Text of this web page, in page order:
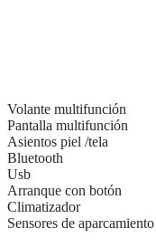
Volante multifunción
Pantalla multifunción
Asientos piel /tela
Bluetooth
Usb
Arranque con botón
Climatizador
Sensores de aparcamiento